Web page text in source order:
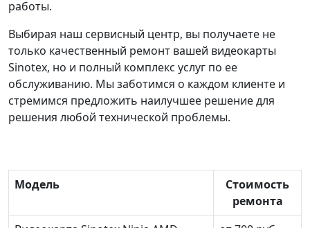
работы.
Выбирая наш сервисный центр, вы получаете не
только качественный ремонт вашей видеокарты
Sinotex, но и полный комплекс услуг по ее
обслуживанию. Мы заботимся о каждом клиенте и
стремимся предложить наилучшее решение для
решения любой технической проблемы.
Модель
Стоимость
ремонта